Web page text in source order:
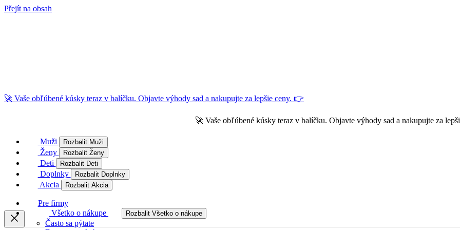
Přejít na obsah
🚀 Vaše obľúbené kúsky teraz v balíčku. Objavte výhody sad a nakupujte za lepšie ceny. 👉
🚀 Vaše obľúbené kúsky teraz v balíčku. Objavte výhody sad a nakupujte za
Muži Rozbalit Muži
Ženy Rozbalit Ženy
Deti Rozbalit Deti
Doplnky Rozbalit Doplnky
Akcia Rozbalit Akcia
Pre firmy
Všetko o nákupe
Rozbalit Všetko o nákupe
Často sa pýtate